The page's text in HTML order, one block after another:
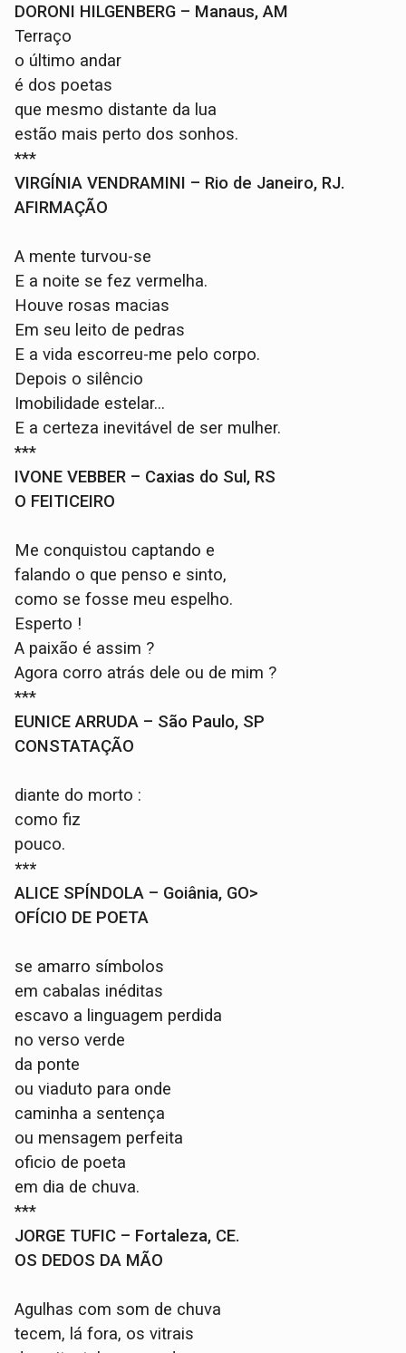
DORONI HILGENBERG – Manaus, AM
Terraço
o último andar
é dos poetas
que mesmo distante da lua
estão mais perto dos sonhos.
***
VIRGÍNIA VENDRAMINI – Rio de Janeiro, RJ.
AFIRMAÇÃO
A mente turvou-se
E a noite se fez vermelha.
Houve rosas macias
Em seu leito de pedras
E a vida escorreu-me pelo corpo.
Depois o silêncio
Imobilidade estelar...
E a certeza inevitável de ser mulher.
***
IVONE VEBBER – Caxias do Sul, RS
O FEITICEIRO
Me conquistou captando e
falando o que penso e sinto,
como se fosse meu espelho.
Esperto !
A paixão é assim ?
Agora corro atrás dele ou de mim ?
***
EUNICE ARRUDA – São Paulo, SP
CONSTATAÇÃO
diante do morto :
como fiz
pouco.
***
ALICE SPÍNDOLA – Goiânia, GO>
OFÍCIO DE POETA
se amarro símbolos
em cabalas inéditas
escavo a linguagem perdida
no verso verde
da ponte
ou viaduto para onde
caminha a sentença
ou mensagem perfeita
oficio de poeta
em dia de chuva.
***
JORGE TUFIC – Fortaleza, CE.
OS DEDOS DA MÃO
Agulhas com som de chuva
tecem, lá fora, os vitrais